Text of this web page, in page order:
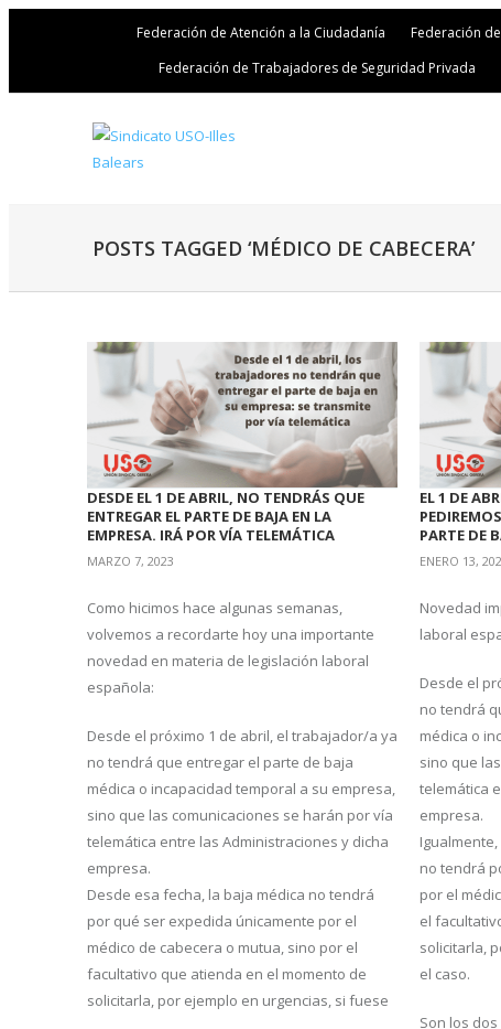
Federación de Atención a la Ciudadanía Federación
Federación de Trabajadores de Seguridad Privada
POSTS TAGGED ‘MÉDICO DE CABECERA’
DESDE EL 1 DE ABRIL, NO TENDRÁS QUE
ENTREGAR EL PARTE DE BAJA EN LA
EMPRESA. IRÁ POR VÍA TELEMÁTICA
MARZO 7, 2023
Como hicimos hace algunas semanas,
volvemos a recordarte hoy una importante
novedad en materia de legislación laboral
española:
Desde el próximo 1 de abril, el trabajador/a ya
no tendrá que entregar el parte de baja
médica o incapacidad temporal a su empresa,
sino que las comunicaciones se harán por vía
telemática entre las Administraciones y dicha
empresa.
Desde esa fecha, la baja médica no tendrá
por qué ser expedida únicamente por el
médico de cabecera o mutua, sino por el
facultativo que atienda en el momento de
solicitarla, por ejemplo en urgencias, si fuese
EL 1 DE
PARTE DE
ENERO 13,
Novedad
laboral
Desde el
no tendrá
médica o
sino que
telemática
empresa.
no tendrá
por el
el
solicitarla,
el caso.
Son los